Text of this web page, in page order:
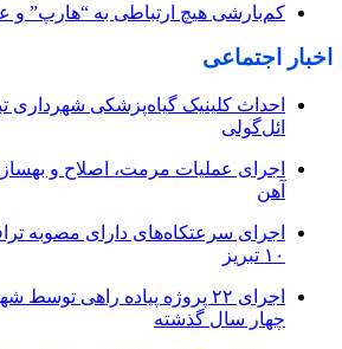
کم‌بارشی هیچ ارتباطی به “هارپ” و
اخبار اجتماعی
احداث کلینیک گیاه‌پزشکی شهرداری
ائل‌گولی
اجرای عملیات مرمت، اصلاح و
آهن
اجرای سرعتکاه‌های دارای مصوبه
۱۰ تبریز
چهار سال گذشته